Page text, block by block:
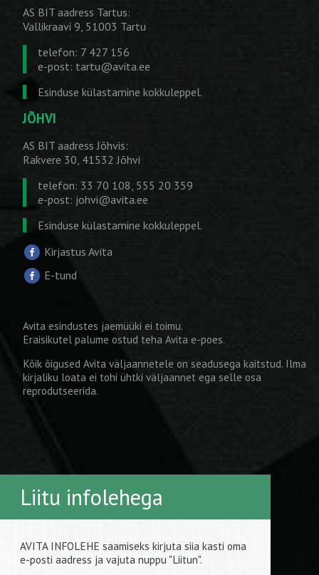
AS BIT aadress Tartus:
Vallikraavi 9, 51003 Tartu
telefon: 7 427 156
e-post: tartu@avita.ee
Esinduse külastamine kokkuleppel.
JÕHVI
AS BIT aadress Jõhvis:
Rakvere 30, 41532 Jõhvi
telefon: 33 70 108, 555 20 359
e-post: johvi@avita.ee
Esinduse külastamine kokkuleppel.
Kirjastus Avita
E-tund
Avita esindustes jaemüüki ei toimu.
Eraisikutel palume ostud teha Avita e-poes.
Kõik õigused Avita väljaannetele on seadusega kaitstud. Ilma
kirjaliku loata ei tohi ühtki väljaannet ega selle osa
reprodutseerida.
Liitu infolehega
AVITA INFOLEHE saamiseks kirjuta siia kasti oma
e-posti aadress ja vajuta nuppu "Liitun".